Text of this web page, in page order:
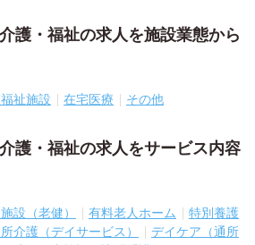
護・福祉の求人を施設業態から
祉施設 在宅医療 その他
護・福祉の求人をサービス内容
設（老健） 有料老人ホーム
特別養護
介護（デイサービス）
デイケア（通所